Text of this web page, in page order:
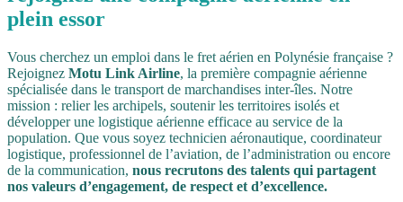
plein essor
Vous cherchez un emploi dans le fret aérien en Polynésie française ?
Rejoignez Motu Link Airline, la première compagnie aérienne
spécialisée dans le transport de marchandises inter-îles. Notre
mission : relier les archipels, soutenir les territoires isolés et
développer une logistique aérienne efficace au service de la
population. Que vous soyez technicien aéronautique, coordinateur
logistique, professionnel de l’aviation, de l’administration ou encore
de la communication, nous recrutons des talents qui partagent
nos valeurs d’engagement, de respect et d’excellence.